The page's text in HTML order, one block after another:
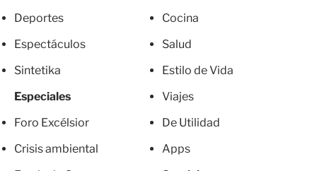
Deportes
Espectáculos
Sintetika
Especiales
Foro Excélsior
Crisis ambiental
Cocina
Salud
Estilo de Vida
Viajes
De Utilidad
Apps